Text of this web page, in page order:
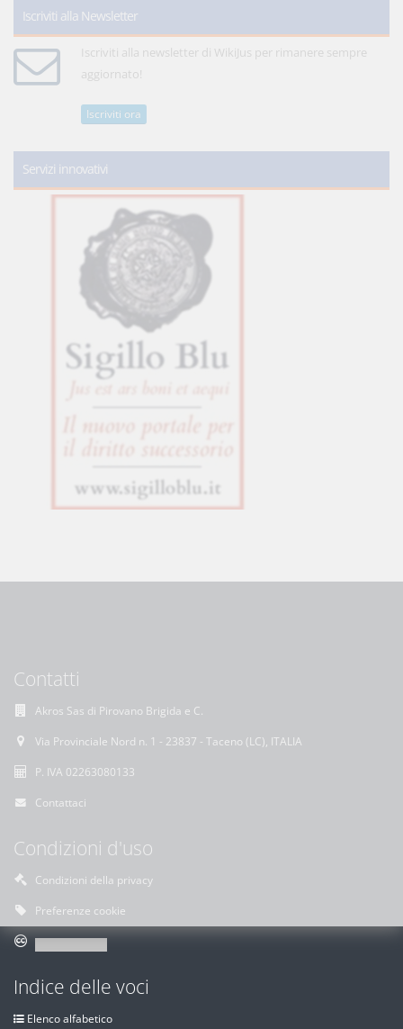
Iscriviti alla Newsletter
Iscriviti alla newsletter di WikiJus per rimanere sempre
aggiornato!
Iscriviti ora
Servizi innovativi
Contatti
Akros Sas di Pirovano Brigida e C.
Via Provinciale Nord n. 1 - 23837 - Taceno (LC), ITALIA
P. IVA 02263080133
Contattaci
Condizioni d'uso
Condizioni della privacy
Preferenze cookie
Indice delle voci
Elenco alfabetico